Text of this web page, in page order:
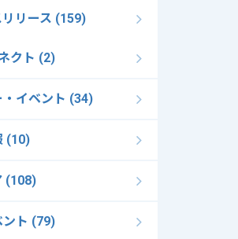
リース (159)
クト (2)
・イベント (34)
(10)
(108)
ント (79)